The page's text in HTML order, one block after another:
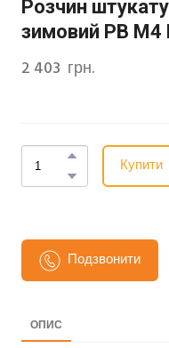
Розчин
зимовий РВ М4
2 403  грн.
Купити
Подзвонити
ОПИС